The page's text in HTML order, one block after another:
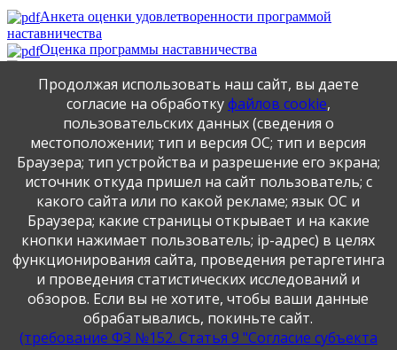
Анкета оценки удовлетворенности программой
наставничества
Оценка программы наставничества
наставника в Амурском муниципальном районе в 2023 году
Приказ об утверждении мероприятий по проведению
Года и педагога и наставника в 2023 году
План мероприятий по проведению в 2023 году Года
педагога и наставника в МБОУ СОШ с. Ачан
Публикация персональных данных, в том числе
фотографий, производится в соответствии с
Федеральным законом от 27.07.2006 г. № 152-ФЗ " О
персональных данных", с согласия субъекта персональных
данных".
Продолжая использовать наш сайт, вы даете
согласие на обработкуфайлов cookie,
пользовательских данных (сведения о
местоположении; тип и версия ОС; тип и версия
Браузера; тип устройства и разрешение его экрана;
источник откуда пришел на сайт пользователь; с
какого сайта или по какой рекламе; язык ОС и
Браузера; какие страницы открывает и на какие
кнопки нажимает пользователь; ip-адрес) в целях
функционирования сайта, проведения ретаргетинга
и проведения статистических исследований и
обзоров. Если вы не хотите, чтобы ваши данные
обрабатывались, покиньте сайт.
(требование ФЗ №152. Статья 9 "Согласие субъекта